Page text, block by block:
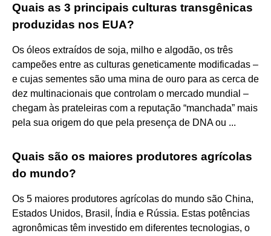
Quais as 3 principais culturas transgênicas
produzidas nos EUA?
Os óleos extraídos de soja, milho e algodão, os três
campeões entre as culturas geneticamente modificadas –
e cujas sementes são uma mina de ouro para as cerca de
dez multinacionais que controlam o mercado mundial –
chegam às prateleiras com a reputação “manchada” mais
pela sua origem do que pela presença de DNA ou ...
Quais são os maiores produtores agrícolas
do mundo?
Os 5 maiores produtores agrícolas do mundo são China,
Estados Unidos, Brasil, Índia e Rússia. Estas potências
agronômicas têm investido em diferentes tecnologias, o